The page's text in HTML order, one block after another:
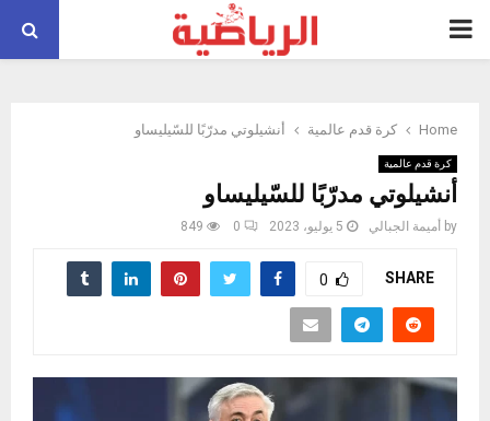
PRIMARY
Home كرة قدم عالمية أنشيلوتي مدرّبًا للسّيليساو
كرة قدم عالمية
أنشيلوتي مدرّبًا للسّيليساو
by أميمة الجبالي 5 يوليو، 2023 0
849
SHARE
0